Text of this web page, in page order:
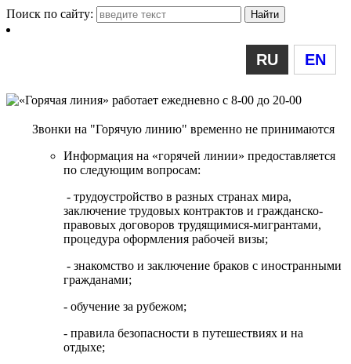
Поиск по сайту:
RU EN
Звонки на "Горячую линию" временно не принимаются
Информация на «горячей линии» предоставляется
по следующим вопросам:
- трудоустройство в разных странах мира,
заключение трудовых контрактов и гражданско-
правовых договоров трудящимися-мигрантами,
процедура оформления рабочей визы;
- знакомство и заключение браков с иностранными
гражданами;
- обучение за рубежом;
- правила безопасности в путешествиях и на
отдыхе;